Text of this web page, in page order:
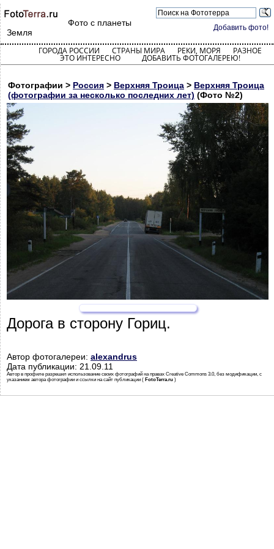
Добавить фото!
Фото с планеты
Земля
ГОРОДА РОССИИ СТРАНЫ МИРА РЕКИ, МОРЯ РАЗНОЕ
ЭТО ИНТЕРЕСНО ДОБАВИТЬ ФОТОГАЛЕРЕЮ!
Фотографии > Россия > Верхняя Троица > Верхняя Троица
(фотографии за несколько последних лет) (Фото №2)
Дорога в сторону Гориц.
Автор фотогалереи: alexandrus
Дата публикации: 21.09.11
Автор в профиле разрешил использование своих фотографий на правах Creative Commons 3.0, без модификации, с
указанием автора фотографии и ссылки на сайт публикации ( FotoTerra.ru )